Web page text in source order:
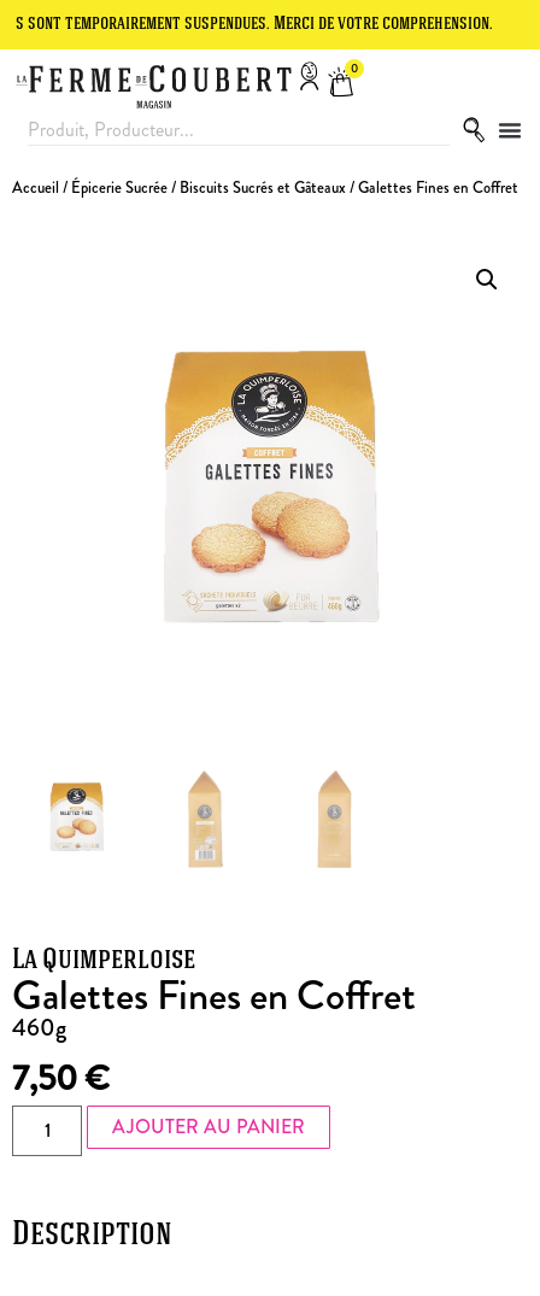
suspendues. Merci de votre compréhension. Le site
0
Accueil / Épicerie Sucrée/ Biscuits Sucrés et Gâteaux / Galettes Fines en Coffret
La Quimperloise
Galettes Fines en Coffret
460g
7,50€
AJOUTER AU PANIER
Description